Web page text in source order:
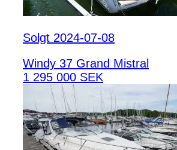
Solgt 2024-07-08
Windy 37 Grand Mistral
1 295 000 SEK